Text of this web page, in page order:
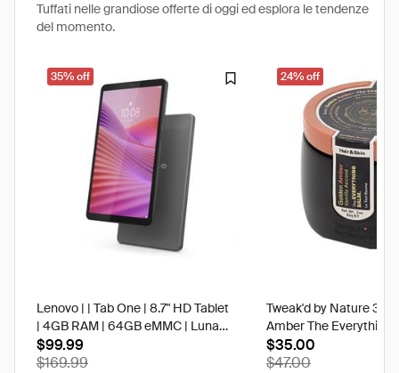
Tuffati nelle grandiose offerte di oggi ed esplora le tendenze
del momento.
35% off
Lenovo | | Tab One | 8.7" HD Tablet
| 4GB RAM | 64GB eMMC | Luna
Grey | Best Buy
$99.99
$169.99
24% off
Tweak'd by Nature 3
Amber The Everything
$35.00
$47.00